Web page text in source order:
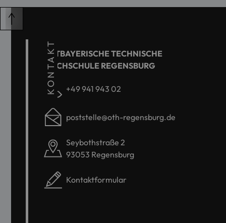
KONTAKT
OSTBAYERISCHE TECHNISCHE
HOCHSCHULE REGENSBURG
+49 941 943 02
poststelle@oth-regensburg.de
Seybothstraße 2
93053 Regensburg
Kontaktformular